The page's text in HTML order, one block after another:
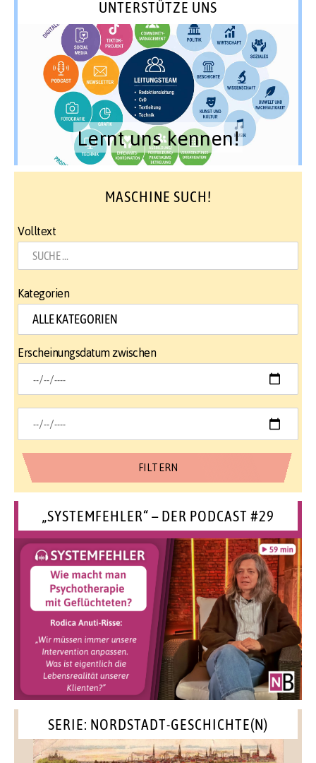
UNTERSTÜTZE UNS
Lernt uns kennen!
MASCHINE SUCH!
Volltext
Kategorien
Erscheinungsdatum zwischen
„SYSTEMFEHLER“ – DER PODCAST #29
SERIE: NORDSTADT-GESCHICHTE(N)